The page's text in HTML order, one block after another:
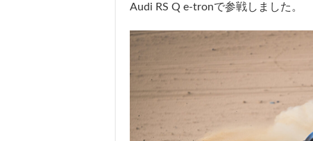
Audi RS Q e-tronで参戦しました。